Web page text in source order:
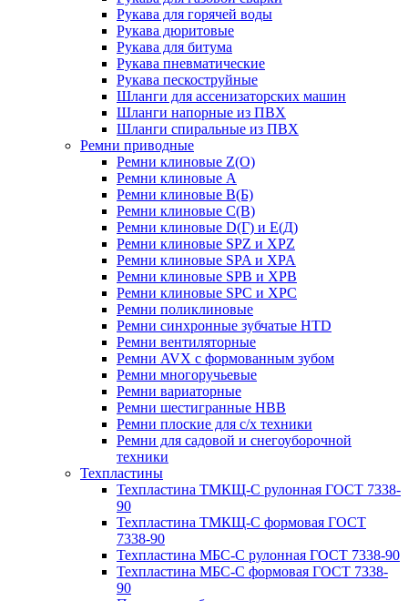
Рукава для горячей воды
Рукава дюритовые
Рукава для битума
Рукава пневматические
Рукава пескоструйные
Шланги для ассенизаторских машин
Шланги напорные из ПВХ
Шланги спиральные из ПВХ
Ремни приводные
Ремни клиновые Z(О)
Ремни клиновые А
Ремни клиновые В(Б)
Ремни клиновые С(В)
Ремни клиновые D(Г) и Е(Д)
Ремни клиновые SPZ и XPZ
Ремни клиновые SPA и XPA
Ремни клиновые SPB и XPB
Ремни клиновые SPC и XPC
Ремни поликлиновые
Ремни синхронные зубчатые HTD
Ремни вентиляторные
Ремни AVX с формованным зубом
Ремни многоручьевые
Ремни вариаторные
Ремни шестигранные HBB
Ремни плоские для с/х техники
Ремни для садовой и снегоуборочной
техники
Техпластины
Техпластина ТМКЩ-С рулонная ГОСТ 7338-
90
Техпластина ТМКЩ-С формовая ГОСТ
7338-90
Техпластина МБС-С рулонная ГОСТ 7338-90
Техпластина МБС-С формовая ГОСТ 7338-
90